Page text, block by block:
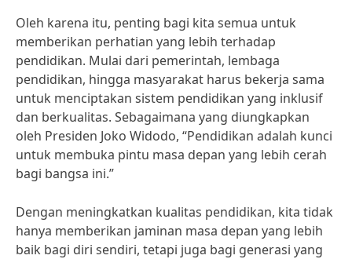
Oleh karena itu, penting bagi kita semua untuk
memberikan perhatian yang lebih terhadap
pendidikan. Mulai dari pemerintah, lembaga
pendidikan, hingga masyarakat harus bekerja sama
untuk menciptakan sistem pendidikan yang inklusif
dan berkualitas. Sebagaimana yang diungkapkan
oleh Presiden Joko Widodo, “Pendidikan adalah kunci
untuk membuka pintu masa depan yang lebih cerah
bagi bangsa ini.”
Dengan meningkatkan kualitas pendidikan, kita tidak
hanya memberikan jaminan masa depan yang lebih
baik bagi diri sendiri, tetapi juga bagi generasi yang